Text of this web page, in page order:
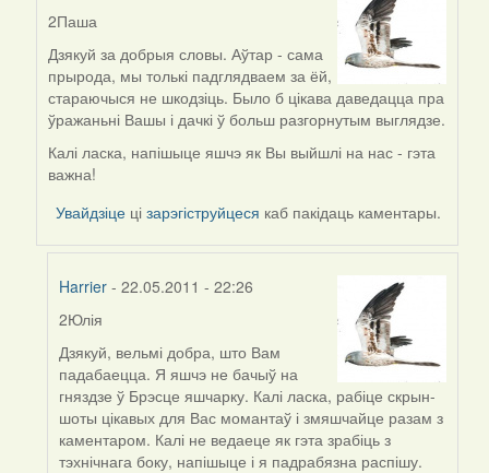
In
reply
to
by
Паша
2Паша
Дзякуй за добрыя словы. Аўтар - сама
прырода, мы толькі падглядваем за ёй,
стараючыся не шкодзіць. Было б цікава даведацца пра
ўражаньні Вашы і дачкі ў больш разгорнутым выглядзе.
Калі ласка, напішыце яшчэ як Вы выйшлі на нас - гэта
важна!
Увайдзіце цізарэгіструйцеся каб пакідаць каментары.
Harrier- 22.05.2011 - 22:26
In
reply
to
by
Harrier
2Юлія
Дзякуй, вельмі добра, што Вам
падабаецца. Я яшчэ не бачыў на
гняздзе ў Брэсце яшчарку. Калі ласка, рабіце скрын-
шоты цікавых для Вас момантаў і змяшчайце разам з
каментаром. Калі не ведаеце як гэта зрабіць з
тэхнічнага боку, напішыце і я падрабязна распішу.